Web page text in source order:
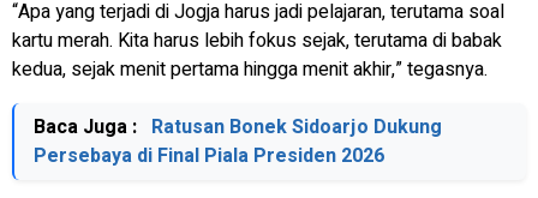
“Apa yang terjadi di Jogja harus jadi pelajaran, terutama soal
kartu merah. Kita harus lebih fokus sejak, terutama di babak
kedua, sejak menit pertama hingga menit akhir,” tegasnya.
Baca Juga : Ratusan Bonek Sidoarjo Dukung
Persebaya di Final Piala Presiden 2026